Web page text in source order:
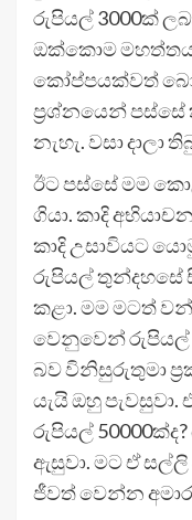
රුපියල් 3000ක්
ඔක්කොම
කෝප්පයක්වත්
ප්‍රශ්නයෙන් පස්සේ
නැහැ. වසා දාලා
ඊට පස්සේ මම
ගියා. කාදි
කාදි උසාවියට
රුපියල් තුන්දහසේ
කළා. මම මටත්
වෙනුවෙන් රුපියල්
බව විනිසුරුතුමා
යැයි ඔහු
රුපියල්
ඇසුවා. මට ඒ
ජීවත් වෙන්න